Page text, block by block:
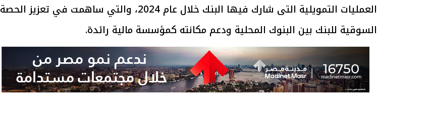
العمليات التمويلية التى شارك فيها البنك خلال عام 2024، والتي ساهمت في تعزيز الحصة
السوقية للبنك بين البنوك المحلية ودعم مكانته كمؤسسة مالية رائدة.